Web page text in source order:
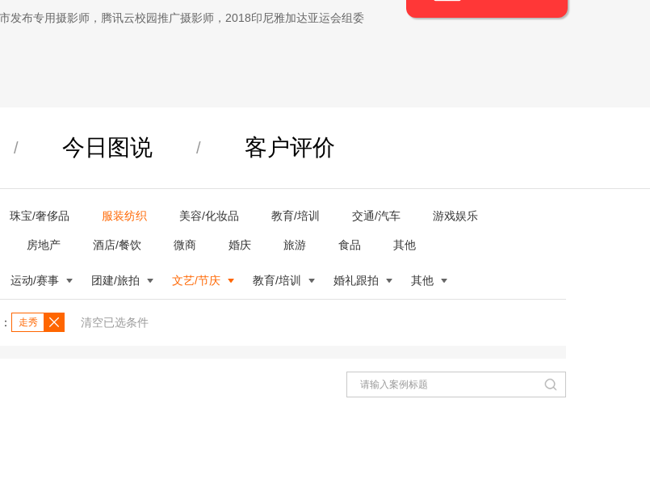
发布专用摄影师，腾讯云校园推广摄影师，2018印尼雅加达亚运会组委
/ 今日图说 / 客户评价
珠宝/奢侈品 服装纺织 美容/化妆品 教育/培训 交通/汽车 游戏娱乐
房地产 酒店/餐饮 微商 婚庆 旅游 食品 其他
运动/赛事 团建/旅拍 文艺/节庆 教育/培训 婚礼跟拍 其他
走秀 清空已选条件